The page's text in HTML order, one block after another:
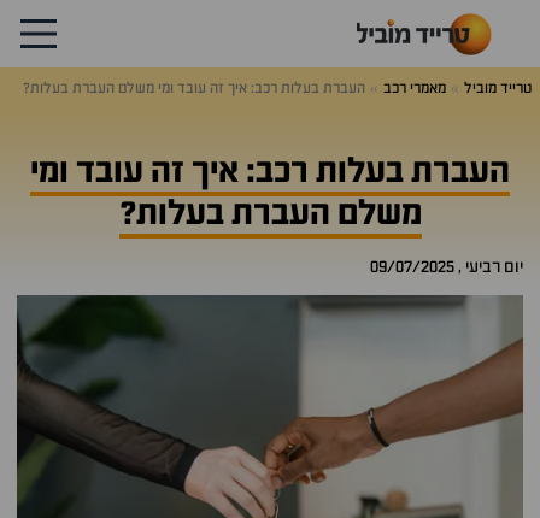
טרייד מוביל מאמרי רכב העברת בעלות רכב: איך זה עובד ומי משלם העברת בעלות?
העברת בעלות רכב: איך זה עובד ומי
משלם העברת בעלות?
יום רביעי , 09/07/2025